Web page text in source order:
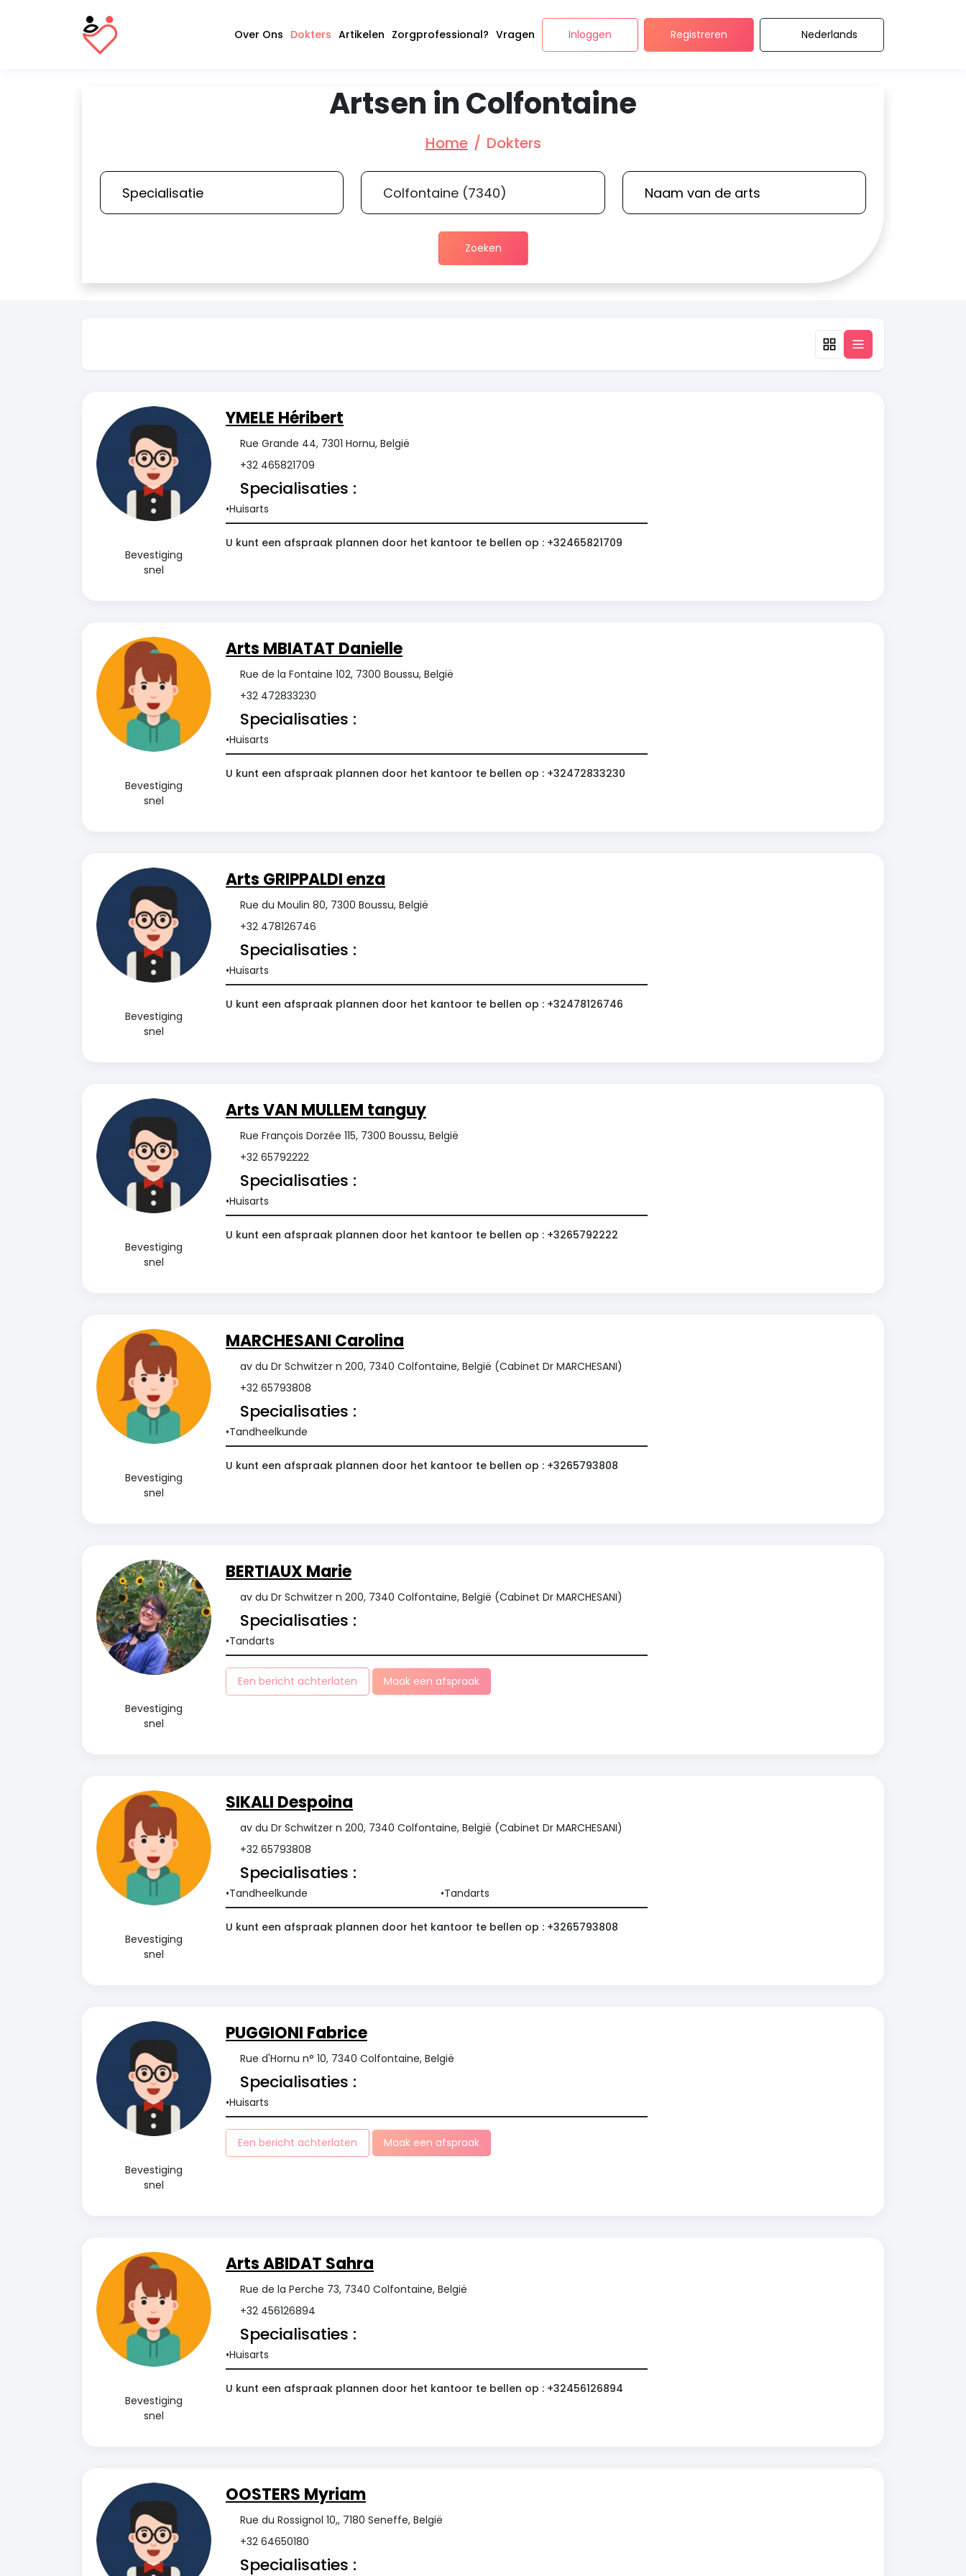
Over Ons Dokters Artikelen Zorgprofessional? Vragen Inloggen Registreren Nederlands
Artsen in Colfontaine
Home Dokters
Zoeken
Bevestiging
snel
YMELE Héribert
Rue Grande 44, 7301 Hornu, België
+32 465821709
Specialisaties :
Huisarts
U kunt een afspraak plannen door het kantoor te bellen op : +32465821709
Bevestiging
snel
Arts MBIATAT Danielle
Rue de la Fontaine 102, 7300 Boussu, België
+32 472833230
Specialisaties :
Huisarts
U kunt een afspraak plannen door het kantoor te bellen op : +32472833230
Bevestiging
snel
Arts GRIPPALDI enza
Rue du Moulin 80, 7300 Boussu, België
+32 478126746
Specialisaties :
Huisarts
U kunt een afspraak plannen door het kantoor te bellen op : +32478126746
Bevestiging
snel
Arts VAN MULLEM tanguy
Rue François Dorzée 115, 7300 Boussu, België
+32 65792222
Specialisaties :
Huisarts
U kunt een afspraak plannen door het kantoor te bellen op : +3265792222
Bevestiging
snel
MARCHESANI Carolina
av du Dr Schwitzer n 200, 7340 Colfontaine, België (Cabinet Dr MARCHESANI)
+32 65793808
Specialisaties :
Tandheelkunde
U kunt een afspraak plannen door het kantoor te bellen op : +3265793808
Bevestiging
snel
BERTIAUX Marie
av du Dr Schwitzer n 200, 7340 Colfontaine, België (Cabinet Dr MARCHESANI)
Specialisaties :
Tandarts
Een bericht achterlaten Maak een afspraak
Bevestiging
snel
SIKALI Despoina
av du Dr Schwitzer n 200, 7340 Colfontaine, België (Cabinet Dr MARCHESANI)
+32 65793808
Specialisaties :
Tandheelkunde Tandarts
U kunt een afspraak plannen door het kantoor te bellen op : +3265793808
Bevestiging
snel
PUGGIONI Fabrice
Rue d'Hornu n° 10, 7340 Colfontaine, België
Specialisaties :
Huisarts
Een bericht achterlaten Maak een afspraak
Bevestiging
snel
Arts ABIDAT Sahra
Rue de la Perche 73, 7340 Colfontaine, België
+32 456126894
Specialisaties :
Huisarts
U kunt een afspraak plannen door het kantoor te bellen op : +32456126894
OOSTERS Myriam
Rue du Rossignol 10,, 7180 Seneffe, België
+32 64650180
Specialisaties :